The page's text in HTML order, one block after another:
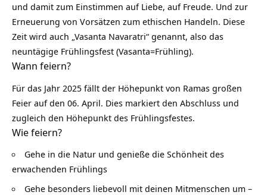
und damit zum Einstimmen auf Liebe, auf Freude. Und zur
Erneuerung von Vorsätzen zum ethischen Handeln. Diese
Zeit wird auch „Vasanta Navaratri“ genannt, also das
neuntägige Frühlingsfest (Vasanta=Frühling).
Wann feiern?
Für das Jahr 2025 fällt der Höhepunkt von Ramas großen
Feier auf den 06. April. Dies markiert den Abschluss und
zugleich den Höhepunkt des Frühlingsfestes.
Wie feiern?
Gehe in die Natur und genieße die Schönheit des
erwachenden Frühlings
Gehe besonders liebevoll mit deinen Mitmenschen um –